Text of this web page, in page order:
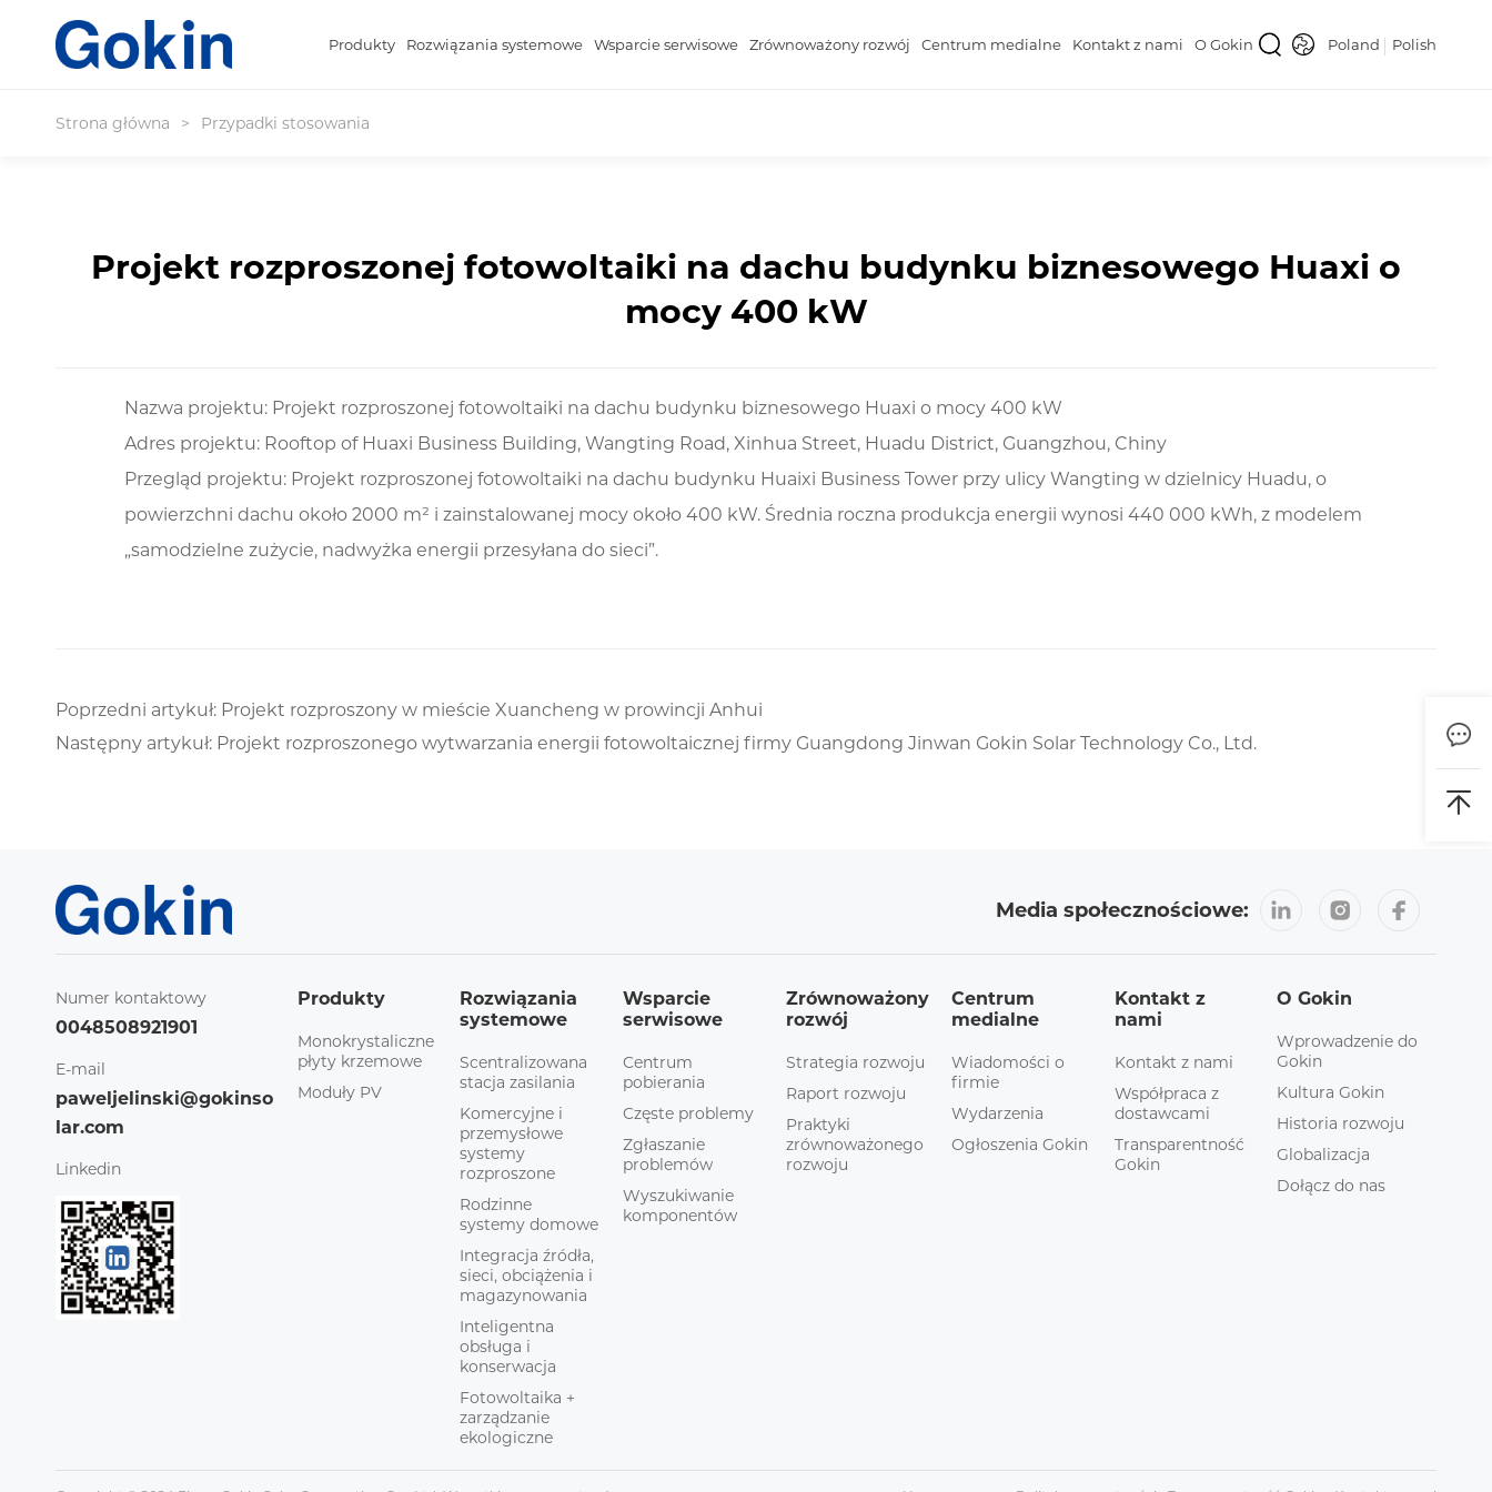
Produkty Rozwiązania systemowe Wsparcie serwisowe Zrównoważony rozwój Centrum medialne Kontakt z nami O Gokin Poland Polish
Strona główna > Przypadki stosowania
Projekt rozproszonej fotowoltaiki na dachu budynku biznesowego Huaxi o
mocy 400 kW
Nazwa projektu: Projekt rozproszonej fotowoltaiki na dachu budynku biznesowego Huaxi o mocy 400 kW
Adres projektu: Rooftop of Huaxi Business Building, Wangting Road, Xinhua Street, Huadu District, Guangzhou, Chiny
Przegląd projektu: Projekt rozproszonej fotowoltaiki na dachu budynku Huaixi Business Tower przy ulicy Wangting w dzielnicy Huadu, o
powierzchni dachu około 2000 m² i zainstalowanej mocy około 400 kW. Średnia roczna produkcja energii wynosi 440 000 kWh, z modelem
„samodzielne zużycie, nadwyżka energii przesyłana do sieci”.
Poprzedni artykuł: Projekt rozproszony w mieście Xuancheng w prowincji Anhui
Następny artykuł: Projekt rozproszonego wytwarzania energii fotowoltaicznej firmy Guangdong Jinwan Gokin Solar Technology Co., Ltd.
Media społecznościowe:
Numer kontaktowy
0048508921901
E-mail
paweljelinski@gokinso
lar.com
Linkedin
Produkty
Monokrystaliczne
płyty krzemowe
Moduły PV
Rozwiązania
systemowe
Scentralizowana
stacja zasilania
Komercyjne i
przemysłowe
systemy
rozproszone
Rodzinne
systemy domowe
Integracja źródła,
sieci, obciążenia i
magazynowania
Inteligentna
obsługa i
konserwacja
Fotowoltaika +
zarządzanie
ekologiczne
Wsparcie
serwisowe
Centrum
pobierania
Częste problemy
Zgłaszanie
problemów
Wyszukiwanie
komponentów
Zrównoważony
rozwój
Strategia rozwoju
Raport rozwoju
Praktyki
zrównoważonego
rozwoju
Centrum
medialne
Wiadomości o
firmie
Wydarzenia
Ogłoszenia Gokin
Kontakt z
nami
Kontakt z nami
Współpraca z
dostawcami
Transparentność
Gokin
O Gokin
Wprowadzenie do
Gokin
Kultura Gokin
Historia rozwoju
Globalizacja
Dołącz do nas